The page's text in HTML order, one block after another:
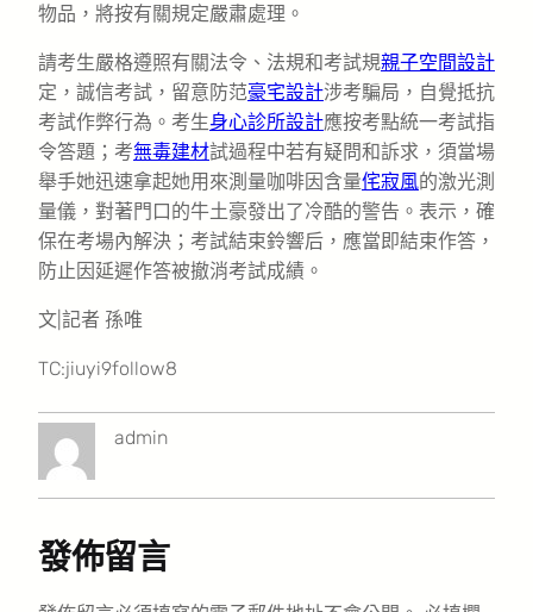
物品，將按有關規定嚴肅處理。
請考生嚴格遵照有關法令、法規和考試規親子空間設計
定，誠信考試，留意防范豪宅設計涉考騙局，自覺抵抗
考試作弊行為。考生身心診所設計應按考點統一考試指
令答題；考無毒建材試過程中若有疑問和訴求，須當場
舉手她迅速拿起她用來測量咖啡因含量侘寂風的激光測
量儀，對著門口的牛土豪發出了冷酷的警告。表示，確
保在考場內解決；考試結束鈴響后，應當即結束作答，
防止因延遲作答被撤消考試成績。
文|記者 孫唯
TC:jiuyi9follow8
admin
發佈留言